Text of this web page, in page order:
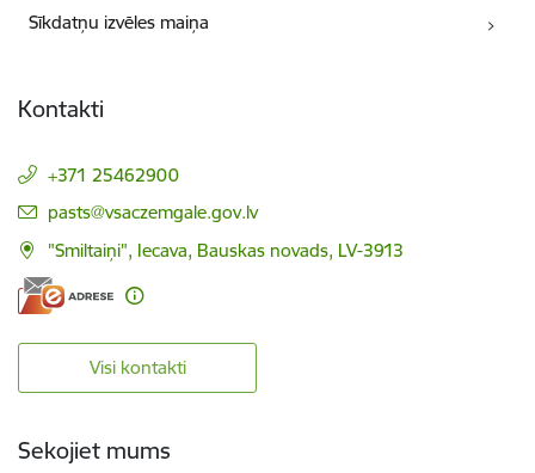
Sīkdatņu izvēles maiņa
Kontakti
+371 25462900
E-pasts:
pasts@vsaczemgale.gov.lv
"Smiltaiņi", Iecava, Bauskas novads, LV-3913
Visi kontakti
Sekojiet mums